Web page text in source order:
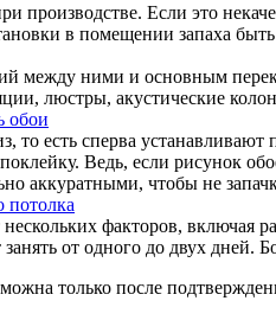
производстве. Если это
в помещении запаха
ними и основным
люстры, акустические
обои
то есть сперва
Ведь, если рисунок
аккуратными, чтобы не
потолка
нескольких факторов,
от одного до двух
только после